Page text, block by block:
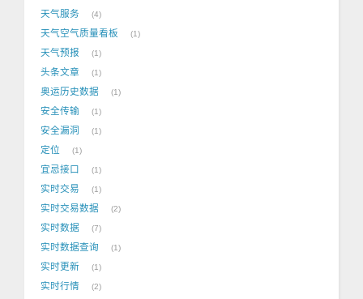
天气服务 4
天气空气质量看板 1
天气预报 1
头条文章 1
奥运历史数据 1
安全传输 1
安全漏洞 1
定位 1
宜忌接口 1
实时交易 1
实时交易数据 2
实时数据 7
实时数据查询 1
实时更新 1
实时行情 2